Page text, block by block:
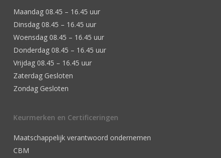
Maandag 08.45 – 16.45 uur
Dinsdag 08.45 – 16.45 uur
Woensdag 08.45 – 16.45 uur
Donderdag 08.45 – 16.45 uur
Vrijdag 08.45 – 16.45 uur
Zaterdag Gesloten
Zondag Gesloten
Keurmerken en Certificeringen
Maatschappelijk verantwoord ondernemen
CBM